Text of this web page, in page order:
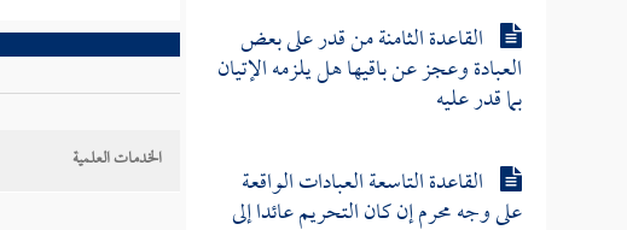
القاعدة الثامنة من قدر على بعض
العبادة وعجز عن باقيها هل يلزمه الإتيان
بما قدر عليه
القاعدة التاسعة العبادات الواقعة
على وجه محرم إن كان التحريم عائدا إلى
الخدمات العلمية